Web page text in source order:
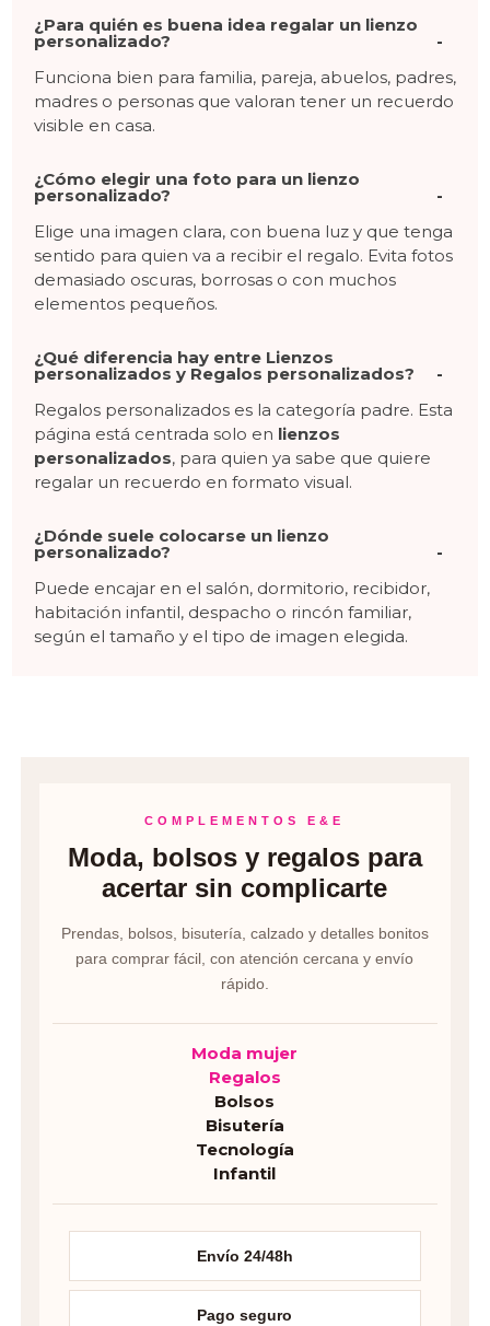
¿Para quién es buena idea regalar un lienzo
personalizado?
Funciona bien para familia, pareja, abuelos, padres,
madres o personas que valoran tener un recuerdo
visible en casa.
¿Cómo elegir una foto para un lienzo
personalizado?
Elige una imagen clara, con buena luz y que tenga
sentido para quien va a recibir el regalo. Evita fotos
demasiado oscuras, borrosas o con muchos
elementos pequeños.
¿Qué diferencia hay entre Lienzos
personalizados y Regalos personalizados?
Regalos personalizados es la categoría padre. Esta
página está centrada solo en lienzos
personalizados, para quien ya sabe que quiere
regalar un recuerdo en formato visual.
¿Dónde suele colocarse un lienzo
personalizado?
Puede encajar en el salón, dormitorio, recibidor,
habitación infantil, despacho o rincón familiar,
según el tamaño y el tipo de imagen elegida.
COMPLEMENTOS E&E
Moda, bolsos y regalos para
acertar sin complicarte
Prendas, bolsos, bisutería, calzado y detalles bonitos
para comprar fácil, con atención cercana y envío
rápido.
Moda mujer
Regalos
Bolsos
Bisutería
Tecnología
Infantil
Envío 24/48h
Pago seguro